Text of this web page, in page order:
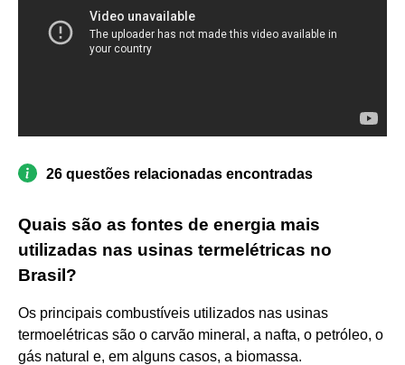
26 questões relacionadas encontradas
Quais são as fontes de energia mais
utilizadas nas usinas termelétricas no
Brasil?
Os principais combustíveis utilizados nas usinas
termoelétricas são o carvão mineral, a nafta, o petróleo, o
gás natural e, em alguns casos, a biomassa.